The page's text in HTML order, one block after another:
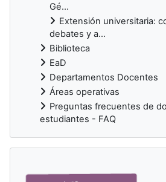
Gé...
Extensión universitaria:
debates y a...
Biblioteca
EaD
Departamentos Docentes
Áreas operativas
Preguntas frecuentes de
estudiantes - FAQ